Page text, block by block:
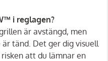
i reglagen?
är avstängd, men
tänd. Det ger dig visuell
att du lämnar en